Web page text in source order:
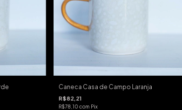
Caneca Casa de Campo Laranja
R$82,21
R$78,10 com Pix